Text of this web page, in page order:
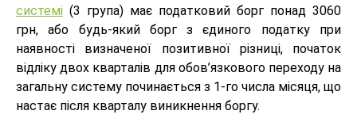
системі (3 група) має податковий борг понад 3060
грн, або будь-який борг з єдиного податку при
наявності визначеної позитивної різниці, початок
відліку двох кварталів для обов’язкового переходу на
загальну систему починається з 1-го числа місяця, що
настає після кварталу виникнення боргу.